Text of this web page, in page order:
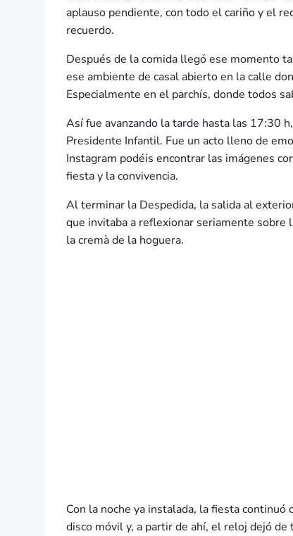
aplauso pendiente, con todo el cariño y el
recuerdo.
Después de la comida llegó ese momento
ese ambiente de casal abierto en la calle
Especialmente en el parchís, donde todos
Así fue avanzando la tarde hasta las 17:30
Presidente Infantil. Fue un acto lleno de
Instagram podéis encontrar las imágenes
fiesta y la convivencia.
Al terminar la Despedida, la salida al
que invitaba a reflexionar seriamente sobre
la cremà de la hoguera.
Con la noche ya instalada, la fiesta
disco móvil y, a partir de ahí, el reloj dejó